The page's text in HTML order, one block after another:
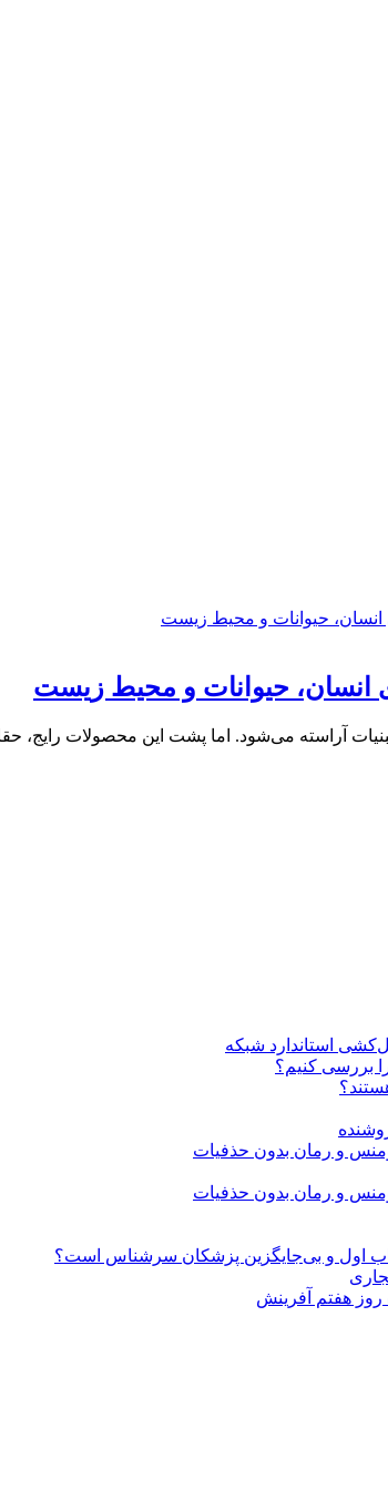
حیوانات و محیط زیست
آراسته می‌شود. اما پشت این محصولات رایج،
اول و بی‌جایگزین پزشکان سرشناس است؟
هفتم آفرینش